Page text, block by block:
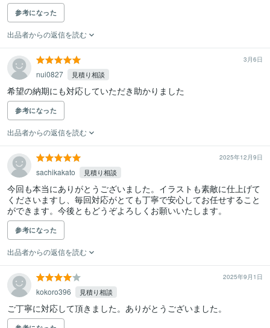
参考になった
出品者からの返信を読む
3月6日
nui0827 見積り相談
希望の納期にも対応していただき助かりました
参考になった
出品者からの返信を読む
2025年12月9日
sachikakato 見積り相談
今回も本当にありがとうございました。イラストも素敵に仕上げて
くださいますし、毎回対応がとても丁寧で安心してお任せすること
ができます。今後ともどうぞよろしくお願いいたします。
参考になった
出品者からの返信を読む
2025年9月1日
kokoro396 見積り相談
ご丁寧に対応して頂きました。ありがとうございました。